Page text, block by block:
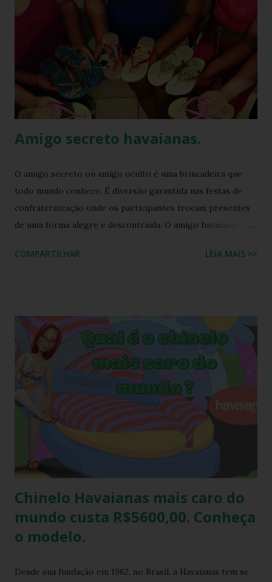
que até as celebridades mais glamourosas valorizam peças
acessíveis que todo mundo pode ter. Hoje você vai ver por
que esse look viralizou, como a atriz combinou o modelo
Top preto, por que celebridades adoram esse clássico
brasileiro e como você pode reproduzir o visual da Kelly
Brook com facilidade. Vamos mergu...
Amigo secreto havaianas.
O amigo secreto ou amigo oculto é uma brincadeira que
todo mundo conhece. É diversão garantida nas festas de
confraternização onde os participantes trocam presentes
de uma forma alegre e descontraída. O amigo havaianas é
participantes trocam exclusivamente sandálias havaianas
o amigo havaianas acontece no final do ano para
comemorar o final do ano letivo nas escolas, nas
confraternizações do trabalho, nas festas de fim de ano,
etc.. Além da diversão que a brincadeira proporciona,
também é uma excelente oportunidade de ganhar muitas
havaianas e incorporar sua coleção.
COMPARTILHAR LEIA MAIS >>
Chinelo Havaianas mais caro do
mundo custa R$5600,00. Conheça
o modelo.
Desde sua fundação em 1962, no Brasil, a Havaianas tem se